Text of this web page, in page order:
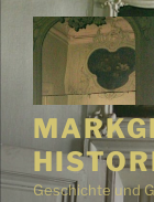
Zum
Inhalt
springen
Geschichte und